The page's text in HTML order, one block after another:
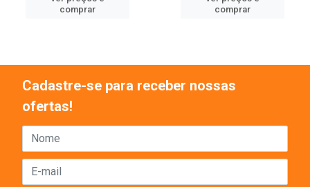
comprar
comprar
Cadastre-se para receber nossas
ofertas!